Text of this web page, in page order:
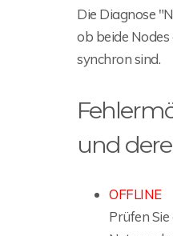
Die Diagnose
ob beide
synchron sind.
und
OFFLINE
Prüfen Sie